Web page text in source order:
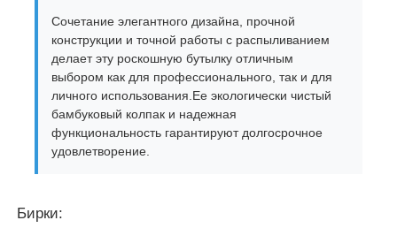
Насос левого и правого блокировки
Насос лосьона с застежкой
Насос распределителя сиропа
Сочетание элегантного дизайна, прочной
конструкции и точной работы с распыливанием
делает эту роскошную бутылку отличным
выбором как для профессионального, так и для
личного использования.Ее экологически чистый
бамбуковый колпак и надежная
функциональность гарантируют долгосрочное
удовлетворение.
Бирки: